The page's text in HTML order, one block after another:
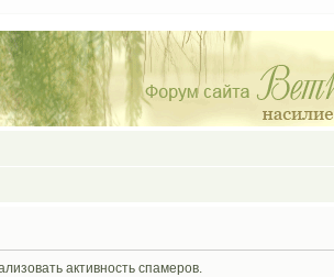
активность спамеров.